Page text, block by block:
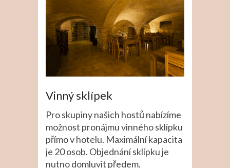
Vinný sklípek
Pro skupiny našich hostů nabízíme
možnost pronájmu vinného sklípku
přímo v hotelu. Maximální kapacita
je 20 osob. Objednání sklípku je
nutno domluvit předem.